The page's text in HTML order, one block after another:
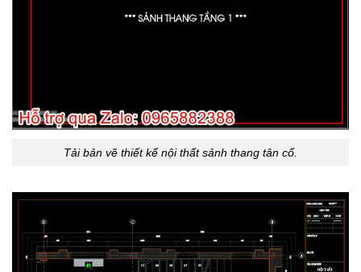
Tải bản vẽ thiết kế nội thất sảnh thang tân cổ.